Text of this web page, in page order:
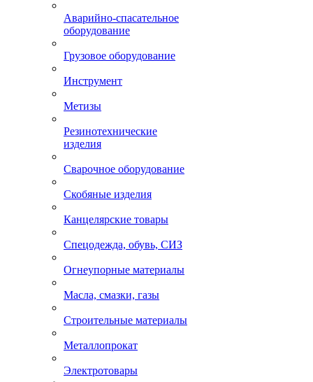
Аварийно-спасательное
оборудование
Грузовое оборудование
Инструмент
Метизы
Резинотехнические
изделия
Сварочное оборудование
Скобяные изделия
Канцелярские товары
Спецодежда, обувь, СИЗ
Огнеупорные материалы
Масла, смазки, газы
Строительные материалы
Металлопрокат
Электротовары